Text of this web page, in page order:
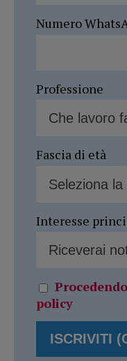
Numero
Professione
Fascia di età
Interesse
policy